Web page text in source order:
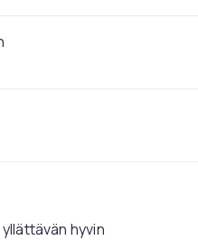
hyvin